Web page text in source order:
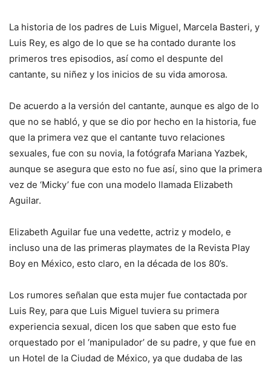
La historia de los padres de Luis Miguel, Marcela Basteri, y
Luis Rey, es algo de lo que se ha contado durante los
primeros tres episodios, así como el despunte del
cantante, su niñez y los inicios de su vida amorosa.
De acuerdo a la versión del cantante, aunque es algo de lo
que no se habló, y que se dio por hecho en la historia, fue
que la primera vez que el cantante tuvo relaciones
sexuales, fue con su novia, la fotógrafa Mariana Yazbek,
aunque se asegura que esto no fue así, sino que la primera
vez de ‘Micky’ fue con una modelo llamada Elizabeth
Aguilar.
Elizabeth Aguilar fue una vedette, actriz y modelo, e
incluso una de las primeras playmates de la Revista Play
Boy en México, esto claro, en la década de los 80’s.
Los rumores señalan que esta mujer fue contactada por
Luis Rey, para que Luis Miguel tuviera su primera
experiencia sexual, dicen los que saben que esto fue
orquestado por el ‘manipulador’ de su padre, y que fue en
un Hotel de la Ciudad de México, ya que dudaba de las